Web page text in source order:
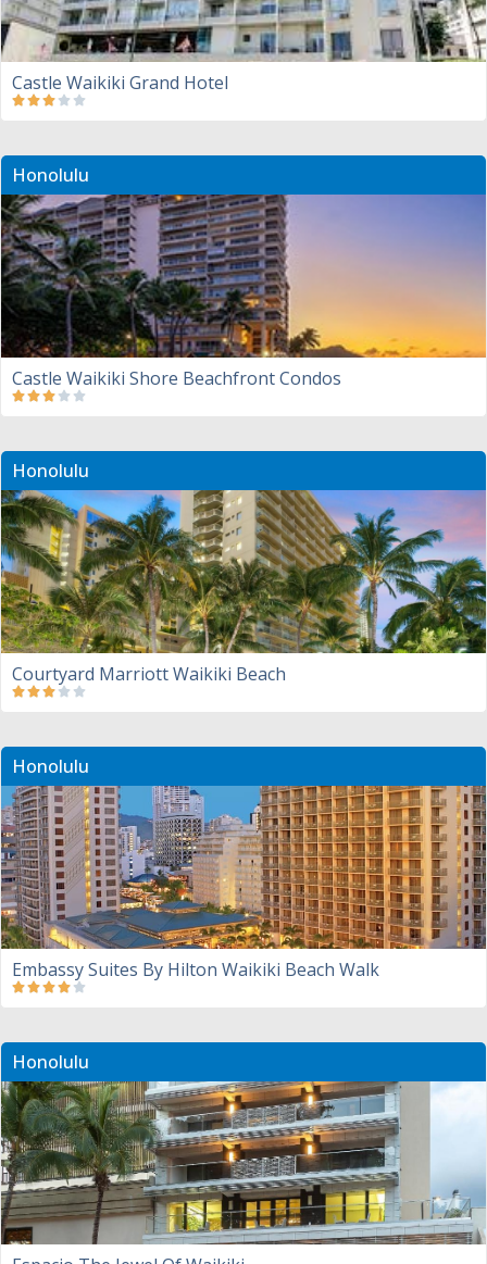
Castle Waikiki Grand Hotel
Honolulu
Castle Waikiki Shore Beachfront Condos
Honolulu
Courtyard Marriott Waikiki Beach
Honolulu
Embassy Suites By Hilton Waikiki Beach Walk
Honolulu